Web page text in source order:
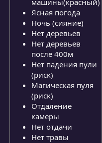
машины(красный)
Ясная погода
Ночь (сияние)
Нет деревьев
Нет деревьев
после 400м
Нет падения пули
(риск)
Магическая пуля
(риск)
Отдаление
камеры
Нет отдачи
Нет травы